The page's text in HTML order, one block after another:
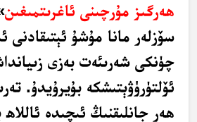
ھەرگىز مۇرچىنى ئاغرىتمىغىن
سۆزلەر مانا مۇشۇ ئېتىقادنى
چۈنكى شەرىئەت بەزى
ئۆلتۈرۈۋېتىشكە بۇيرۇيدۇ.
ھەر جانلىقنىڭ ئىچىدە ئاللاھ